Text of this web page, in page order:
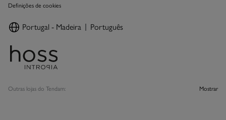
Definições de cookies
Portugal - Madeira Português
Outras lojas do Tendam: Mostrar